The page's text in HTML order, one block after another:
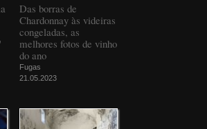
Das borras de
Chardonnay às videiras
congeladas, as
melhores fotos de vinho
do ano
Fugas
21.05.2023